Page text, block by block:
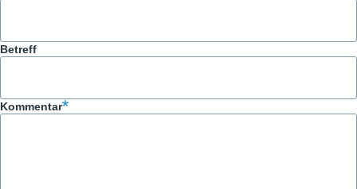
Betreff
Kommentar